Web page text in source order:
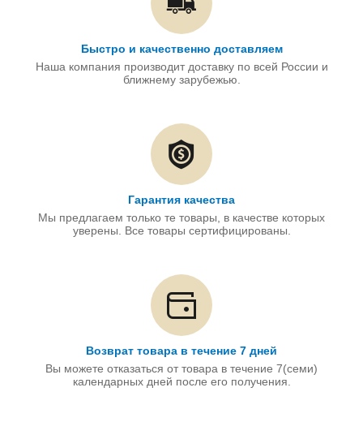
Быстро и качественно доставляем
Наша компания производит доставку по всей России и
ближнему зарубежью.
Гарантия качества
Мы предлагаем только те товары, в качестве которых
уверены. Все товары сертифицированы.
Возврат товара в течение 7 дней
Вы можете отказаться от товара в течение 7(семи)
календарных дней после его получения.